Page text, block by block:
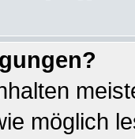
möglich